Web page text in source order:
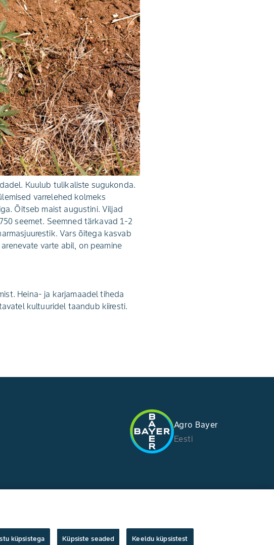
Kuulub tulikaliste sugukonda.
varrelehed kolmeks
Õitseb maist augustini. Viljad
seemet. Seemned tärkavad 1-2
Vars õitega kasvab
varte abil, on peamine
Heina- ja karjamaadel tiheda
kultuuridel taandub kiiresti.
Agro Bayer
Eesti
Küpsiste seaded Keeldu küpsistest
küpsistega